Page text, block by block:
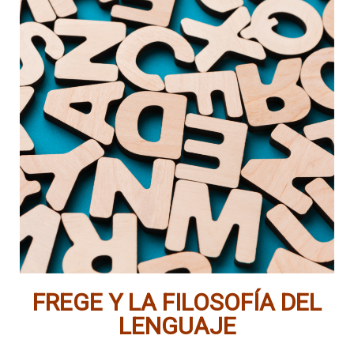
FREGE Y LA FILOSOFÍA DEL
LENGUAJE